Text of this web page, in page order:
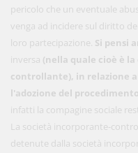
pericolo che un eventuale
venga ad incidere sul diritto
loro partecipazione. Si pensi
inversa (nella quale cioè è
controllante), in relazione
l'adozione del
infatti la compagine sociale
La società incorporante-
detenute dalla società